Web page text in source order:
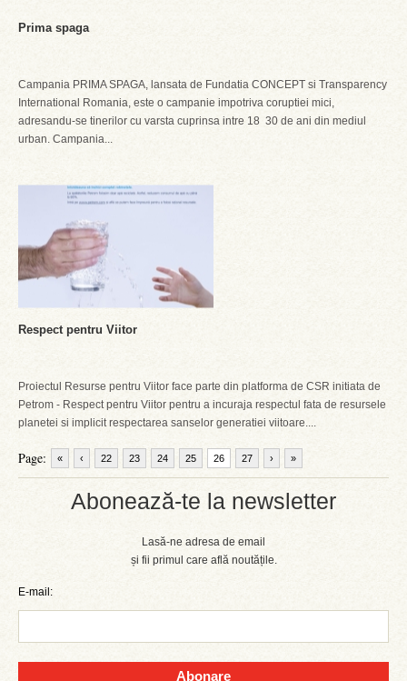
Abonează-te la newsletter
Lasă-ne adresa de email
și fii primul care află noutățile.
E-mail:
Abonare
Prima spaga
Campania PRIMA SPAGA, lansata de Fundatia CONCEPT si Transparency
International Romania, este o campanie impotriva coruptiei mici,
adresandu-se tinerilor cu varsta cuprinsa intre 18  30 de ani din mediul
urban. Campania...
Respect pentru Viitor
Proiectul Resurse pentru Viitor face parte din platforma de CSR initiata de
Petrom - Respect pentru Viitor pentru a incuraja respectul fata de resursele
planetei si implicit respectarea sanselor generatiei viitoare....
Page: « ‹ 22 23 24 25 26 27 › »